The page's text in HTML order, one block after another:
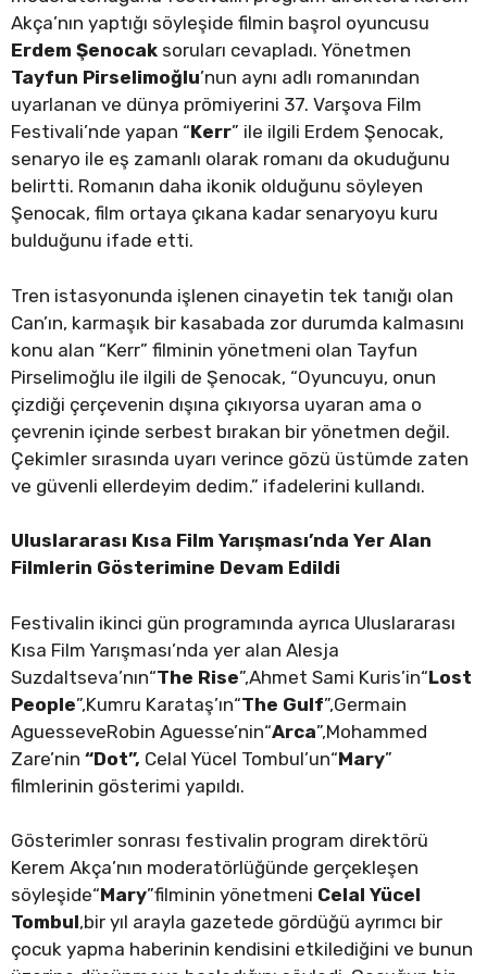
Akça’nın yaptığı söyleşide filmin başrol oyuncusu
Erdem Şenocak soruları cevapladı. Yönetmen
Tayfun Pirselimoğlu’nun aynı adlı romanından
uyarlanan ve dünya prömiyerini 37. Varşova Film
Festivali’nde yapan “Kerr” ile ilgili Erdem Şenocak,
senaryo ile eş zamanlı olarak romanı da okuduğunu
belirtti. Romanın daha ikonik olduğunu söyleyen
Şenocak, film ortaya çıkana kadar senaryoyu kuru
bulduğunu ifade etti.
Tren istasyonunda işlenen cinayetin tek tanığı olan
Can’ın, karmaşık bir kasabada zor durumda kalmasını
konu alan “Kerr” filminin yönetmeni olan Tayfun
Pirselimoğlu ile ilgili de Şenocak, “Oyuncuyu, onun
çizdiği çerçevenin dışına çıkıyorsa uyaran ama o
çevrenin içinde serbest bırakan bir yönetmen değil.
Çekimler sırasında uyarı verince gözü üstümde zaten
ve güvenli ellerdeyim dedim.” ifadelerini kullandı.
Uluslararası Kısa Film Yarışması’nda Yer Alan
Filmlerin Gösterimine Devam Edildi
Festivalin ikinci gün programında ayrıca Uluslararası
Kısa Film Yarışması’nda yer alan Alesja
Suzdaltseva’nın“The Rise”,Ahmet Sami Kuris’in“Lost
People”,Kumru Karataş’ın“The Gulf”,Germain
AguesseveRobin Aguesse’nin“Arca”,Mohammed
Zare’nin “Dot”, Celal Yücel Tombul’un“Mary”
filmlerinin gösterimi yapıldı.
Gösterimler sonrası festivalin program direktörü
Kerem Akça’nın moderatörlüğünde gerçekleşen
söyleşide“Mary”filminin yönetmeni Celal Yücel
Tombul,bir yıl arayla gazetede gördüğü ayrımcı bir
çocuk yapma haberinin kendisini etkilediğini ve bunun